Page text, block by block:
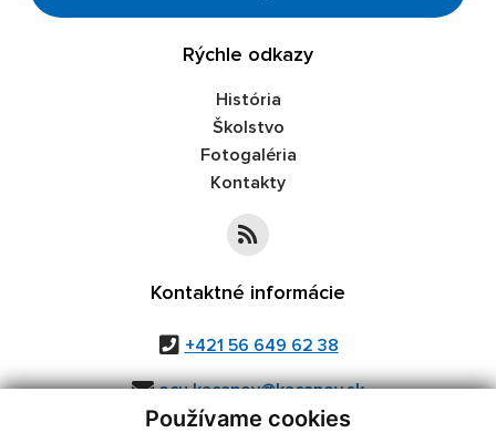
Používame cookies
Rýchle odkazy
História
Školstvo
Fotogaléria
Kontakty
Kontaktné informácie
+421 56 649 62 38
ocu.kacanov@kacanov.sk